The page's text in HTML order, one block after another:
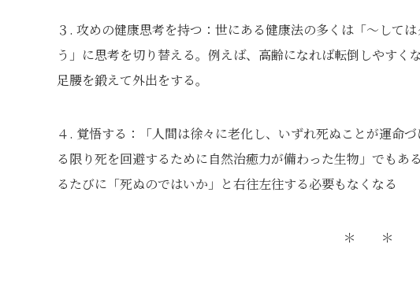
３. 攻めの健康思考を持つ：世にある健康法の多くは「～して
う」に思考を切り替える。例えば、高齢になれば転倒しやす
足腰を鍛えて外出をする。
４. 覚悟する：「人間は徐々に老化し、いずれ死ぬことが運命
る限り死を回避するために自然治癒力が備わった生物」でもあ
るたびに「死ぬのではいか」と右往左往する必要もなくなる
＊ ＊